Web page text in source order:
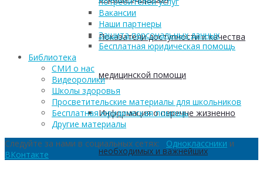
Показатели доступности и качества
медицинской помощи
Информация о перечне жизненно
необходимых и важнейших
Вакансии
Наши партнеры
Защита персональных данных
Бесплатная юридическая помощь
Библиотека
СМИ о нас
Видеоролики
Школы здоровья
Просветительские материалы для школьников
Бесплатная юридическая помощь
Другие материалы
Следуйте за нами в социальных сетях: Одноклассники и
ВКонтакте